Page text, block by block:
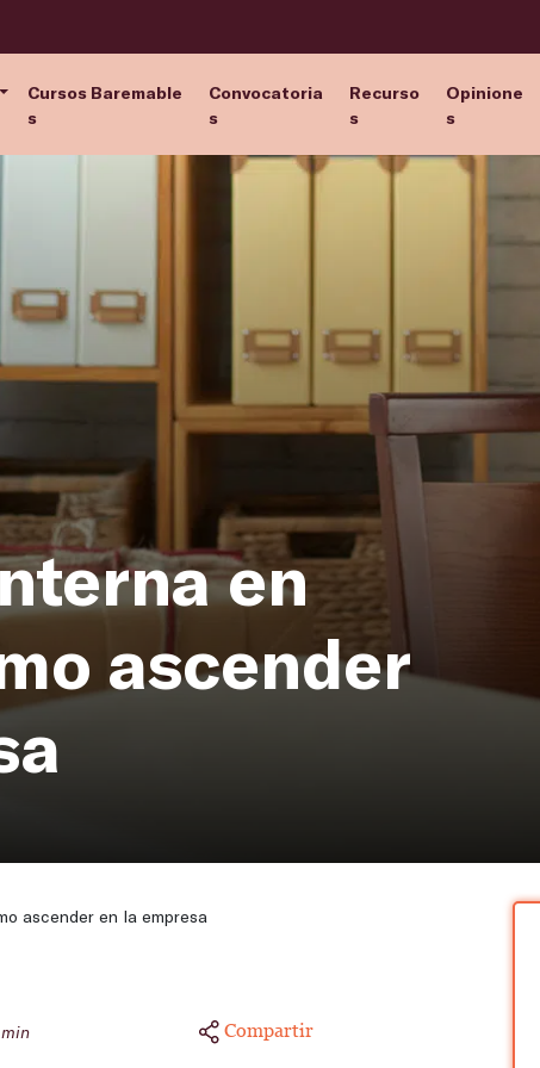
Cursos Baremable
s
Convocatoria
s
Recurso
s
Opinione
s
en
ascender
ascender en la empresa
Compartir